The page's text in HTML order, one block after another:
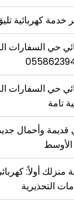
خدمة كهربائية
حي السفارات
حي السفارات
تامة
قديمة وأحمال
الأوسط
منزلك أولاً:
التحذيرية